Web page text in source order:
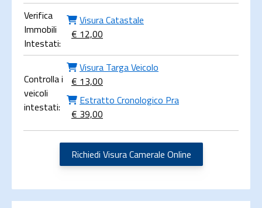
Verifica
Immobili
Intestati:
Visura Catastale
€ 12,00
Controlla i
veicoli
intestati:
Visura Targa Veicolo
€ 13,00
Estratto Cronologico Pra
€ 39,00
Richiedi Visura Camerale Online